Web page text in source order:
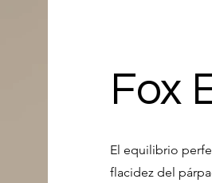
Fox
El equilibrio
flacidez del